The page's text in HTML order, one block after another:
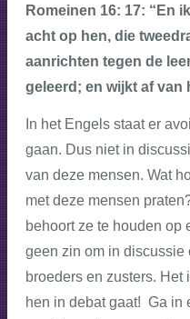
Romeinen 16: 17: “En
acht op hen, die
aanrichten tegen de
geleerd; en wijkt af van
In het Engels staat er
gaan. Dus niet in
van deze mensen. Wat
met deze mensen
behoort ze te houden op
geen zin om in discussie
broeders en zusters.
hen in debat gaat! Ga in